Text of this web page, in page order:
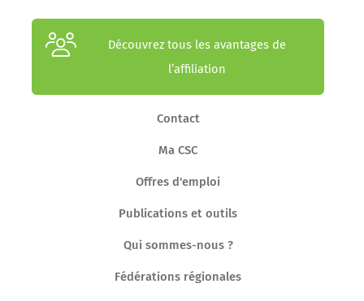
Découvrez tous les avantages de
l’affiliation
Contact
Ma CSC
Offres d'emploi
Publications et outils
Qui sommes-nous ?
Fédérations régionales